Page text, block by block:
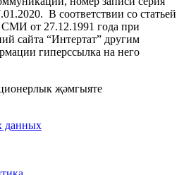
В соответствии со статьей
СМИ от 27.12.1991 года при
сайта “Интертат” другим
гиперссылка на него
җәмгыяте
данных